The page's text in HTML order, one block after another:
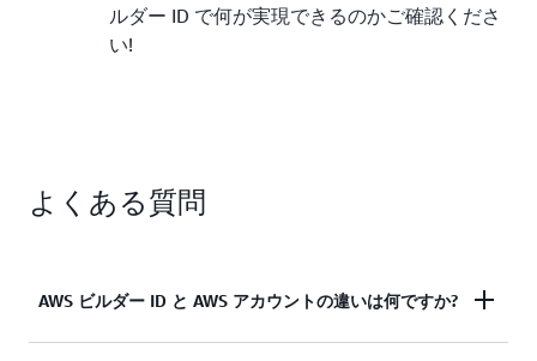
ルダー ID で何が実現できるのかご確認くださ
い!
よくある質問
AWS ビルダー ID と AWS アカウントの違いは何ですか?